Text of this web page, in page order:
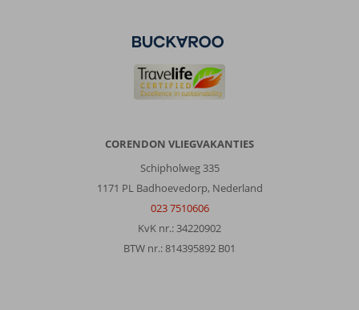
CORENDON VLIEGVAKANTIES
Schipholweg 335
1171 PL Badhoevedorp, Nederland
023 7510606
KvK nr.: 34220902
BTW nr.: 814395892 B01